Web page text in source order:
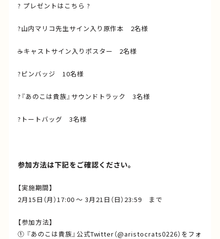
? プレゼントはこちら ?
?山内マリコ先生サイン入り原作本 2名様
☕キャストサイン入りポスター 2名様
?ピンバッジ 10名様
?『あのこは貴族』サウンドトラック 3名様
?トートバッグ 3名様
参加方法は下記をご確認ください。
【実施期間】
2月15日（月）17:00 ～ 3月21日（日）23:59 まで
【参加方法】
① 『あのこは貴族』公式Twitter（@aristocrats0226）をフォ